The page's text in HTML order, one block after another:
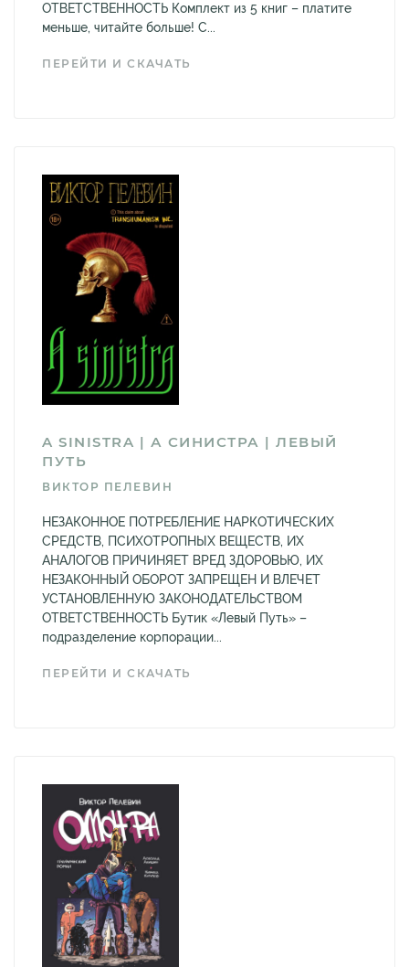
ОТВЕТСТВЕННОСТЬ Комплект из 5 книг – платите
меньше, читайте больше! С...
ПЕРЕЙТИ И СКАЧАТЬ
A SINISTRA | А СИНИСТРА | ЛЕВЫЙ
ПУТЬ
ВИКТОР ПЕЛЕВИН
НЕЗАКОННОЕ ПОТРЕБЛЕНИЕ НАРКОТИЧЕСКИХ
СРЕДСТВ, ПСИХОТРОПНЫХ ВЕЩЕСТВ, ИХ
АНАЛОГОВ ПРИЧИНЯЕТ ВРЕД ЗДОРОВЬЮ, ИХ
НЕЗАКОННЫЙ ОБОРОТ ЗАПРЕЩЕН И ВЛЕЧЕТ
УСТАНОВЛЕННУЮ ЗАКОНОДАТЕЛЬСТВОМ
ОТВЕТСТВЕННОСТЬ Бутик «Левый Путь» –
подразделение корпорации...
ПЕРЕЙТИ И СКАЧАТЬ